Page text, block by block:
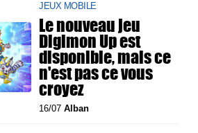
JEUX MOBILE
Le nouveau jeu
Digimon Up est
disponible, mais ce
n'est pas ce vous
croyez
16/07Alban